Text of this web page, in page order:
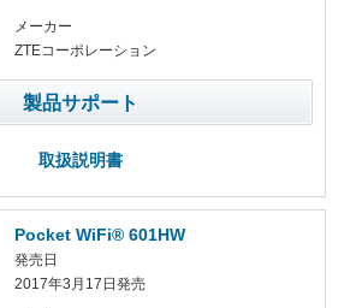
メーカー
ZTEコーポレーション
製品サポート
取扱説明書
Pocket WiFi® 601HW
発売日
2017年3月17日発売